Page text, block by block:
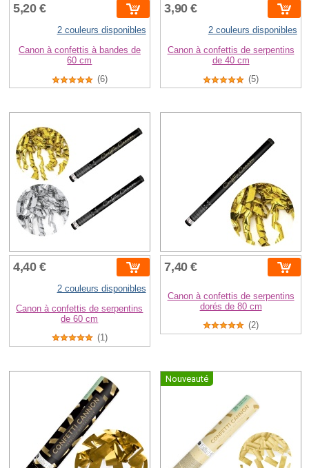
5,20 €
2 couleurs disponibles
Canon à confettis à bandes de
60 cm
(6)
3,90 €
2 couleurs disponibles
Canon à confettis de serpentins
de 40 cm
(5)
4,40 €
2 couleurs disponibles
Canon à confettis de serpentins
de 60 cm
(1)
7,40 €
Canon à confettis de serpentins
dorés de 80 cm
(2)
Nouveauté